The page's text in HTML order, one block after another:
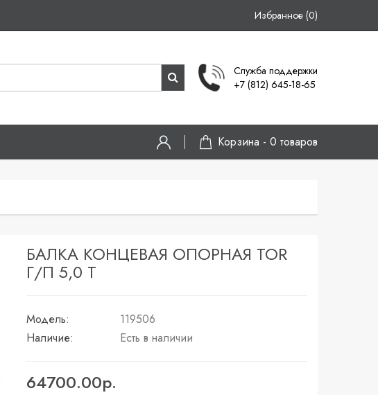
Избранное (0)
Служба поддержки
+7 (812) 645-18-65
Корзина - 0 товаров
БАЛКА КОНЦЕВАЯ ОПОРНАЯ TOR
Г/П 5,0 Т
Модель:
119506
Наличие:
Есть в наличии
64700.00р.